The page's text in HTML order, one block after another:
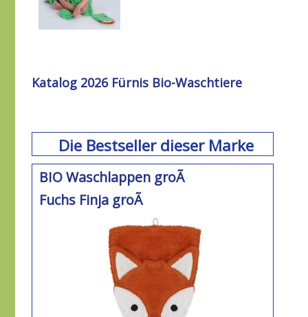
Katalog 2026 Fürnis Bio-Waschtiere
Die Bestseller dieser Marke
BIO Waschlappen groÃ
Fuchs Finja groÃ